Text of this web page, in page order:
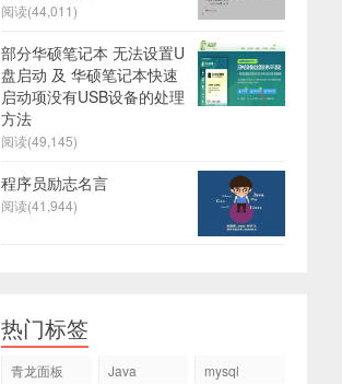
阅读(44,011)
部分华硕笔记本 无法设置U
盘启动 及 华硕笔记本快速
启动项没有USB设备的处理
方法
阅读(49,145)
程序员励志名言
阅读(41,944)
热门标签
青龙面板 Java
mysql